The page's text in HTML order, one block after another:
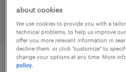
about cookies
We use cookies to provide you with a
technical problems, to help us improve
offer you more relevant information in
decline them, or click "customize" to
change your options at any time. More
policy.